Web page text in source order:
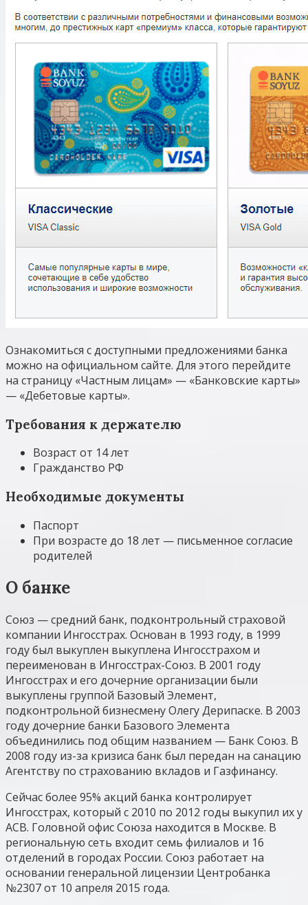
Ознакомиться с доступными предложениями банка
можно на официальном сайте. Для этого перейдите
на страницу «Частным лицам» — «Банковские карты»
— «Дебетовые карты».
Требования к держателю
Возраст от 14 лет
Гражданство РФ
Необходимые документы
Паспорт
При возрасте до 18 лет — письменное согласие
родителей
О банке
Союз — средний банк, подконтрольный страховой
компании Ингосстрах. Основан в 1993 году, в 1999
году был выкуплен выкуплена Ингосстрахом и
переименован в Ингосстрах-Союз. В 2001 году
Ингосстрах и его дочерние организации были
выкуплены группой Базовый Элемент,
подконтрольной бизнесмену Олегу Дерипаске. В 2003
году дочерние банки Базового Элемента
объединились под общим названием — Банк Союз. В
2008 году из-за кризиса банк был передан на санацию
Агентству по страхованию вкладов и Газфинансу.
Сейчас более 95% акций банка контролирует
Ингосстрах, который с 2010 по 2012 годы выкупил их у
АСВ. Головной офис Союза находится в Москве. В
региональную сеть входит семь филиалов и 16
отделений в городах России. Союз работает на
основании генеральной лицензии Центробанка
№2307 от 10 апреля 2015 года.